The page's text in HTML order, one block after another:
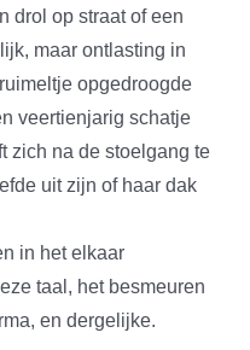
drol op straat of een
maar ontlasting in
opgedroogde
veertienjarig schatje
zich na de stoelgang te
uit zijn of haar dak
in het elkaar
taal, het besmeuren
en dergelijke.